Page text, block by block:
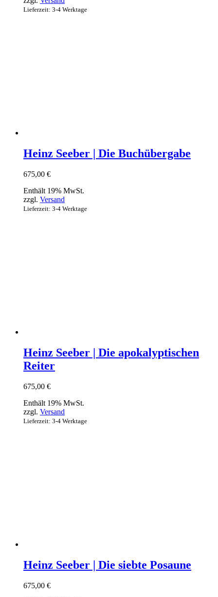
Lieferzeit: 3-4 Werktage
Heinz Seeber | Die Buchübergabe
675,00 €
Enthält 19% MwSt.
zzgl. Versand
Lieferzeit: 3-4 Werktage
Heinz Seeber | Die apokalyptischen
Reiter
675,00 €
Enthält 19% MwSt.
zzgl. Versand
Lieferzeit: 3-4 Werktage
Heinz Seeber | Die siebte Posaune
675,00 €